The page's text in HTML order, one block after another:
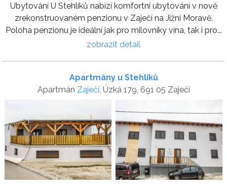
Ubytování U Stehlíků nabízí komfortní ubytování v nově
zrekonstruovaném penzionu v Zaječí na Jižní Moravě.
Poloha penzionu je ideální jak pro milovníky vína, tak i pro...
zobrazit detail
Apartmány u Stehlíků
Apartmán Zaječí, Úzká 179, 691 05 Zaječí